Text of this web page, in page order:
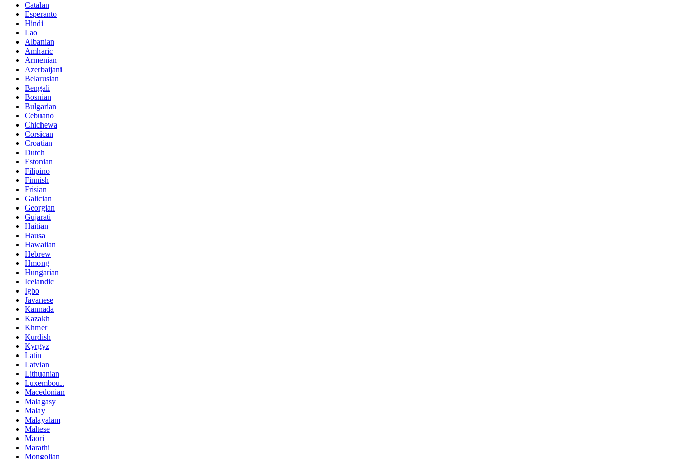
Catalan
Esperanto
Hindi
Lao
Albanian
Amharic
Armenian
Azerbaijani
Belarusian
Bengali
Bosnian
Bulgarian
Cebuano
Chichewa
Corsican
Croatian
Dutch
Estonian
Filipino
Finnish
Frisian
Galician
Georgian
Gujarati
Haitian
Hausa
Hawaiian
Hebrew
Hmong
Hungarian
Icelandic
Igbo
Javanese
Kannada
Kazakh
Khmer
Kurdish
Kyrgyz
Latin
Latvian
Lithuanian
Luxembou..
Macedonian
Malagasy
Malay
Malayalam
Maltese
Maori
Marathi
Mongolian